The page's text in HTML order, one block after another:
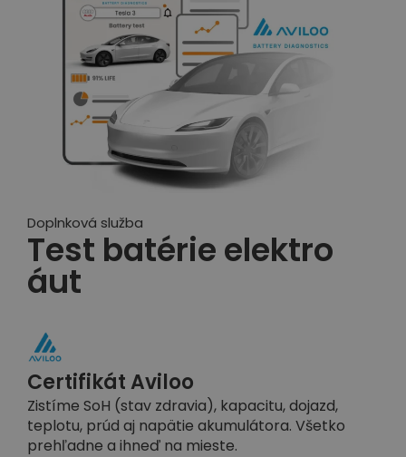
Doplnková služba
Test batérie elektro
áut
Certifikát Aviloo
Zistíme SoH (stav zdravia), kapacitu, dojazd,
teplotu, prúd aj napätie akumulátora. Všetko
prehľadne a ihneď na mieste.